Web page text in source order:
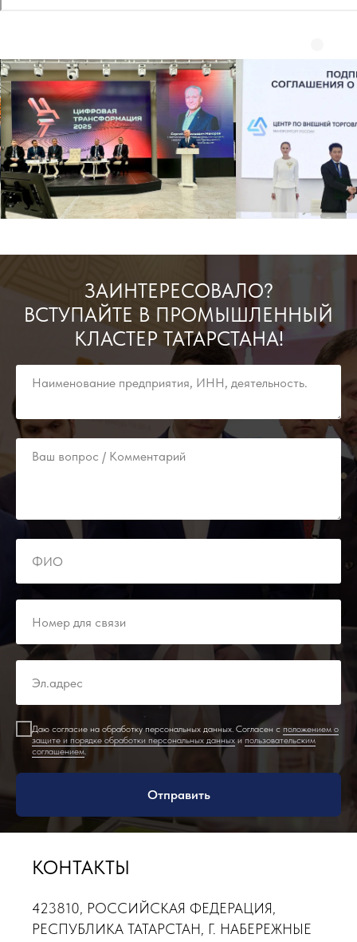
ЗАИНТЕРЕСОВАЛО?
ВСТУПАЙТЕ В ПРОМЫШЛЕННЫЙ
КЛАСТЕР ТАТАРСТАНА!
Даю согласие на обработку персональных данных. Согласен с положением о
защите и порядке обработки персональных данныхи пользовательским
соглашением.
Отправить
КОНТАКТЫ
423810, РОССИЙСКАЯ ФЕДЕРАЦИЯ,
РЕСПУБЛИКА ТАТАРСТАН, Г. НАБЕРЕЖНЫЕ